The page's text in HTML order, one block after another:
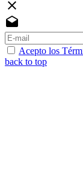
close
drafts
Acepto los
back to top